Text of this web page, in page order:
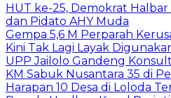
HUT ke-25, Demokrat
dan Pidato AHY Muda
Gempa 5,6 M Perparah
Kini Tak Lagi Layak
UPP Jailolo Gandeng
KM Sabuk Nusantara 35 di
Harapan 10 Desa di Loloda